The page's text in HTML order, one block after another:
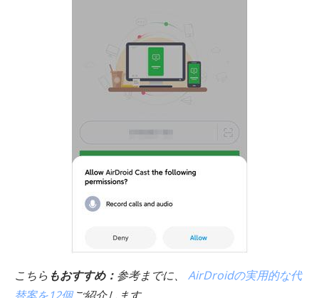
こちら もおすすめ： 参考までに、 AirDroidの実用的な代